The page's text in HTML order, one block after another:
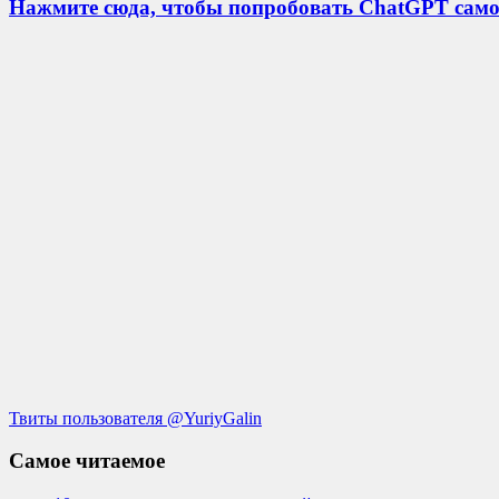
Нажмите сюда, чтобы попробовать ChatGPT
Твиты пользователя @YuriyGalin
Самое читаемое